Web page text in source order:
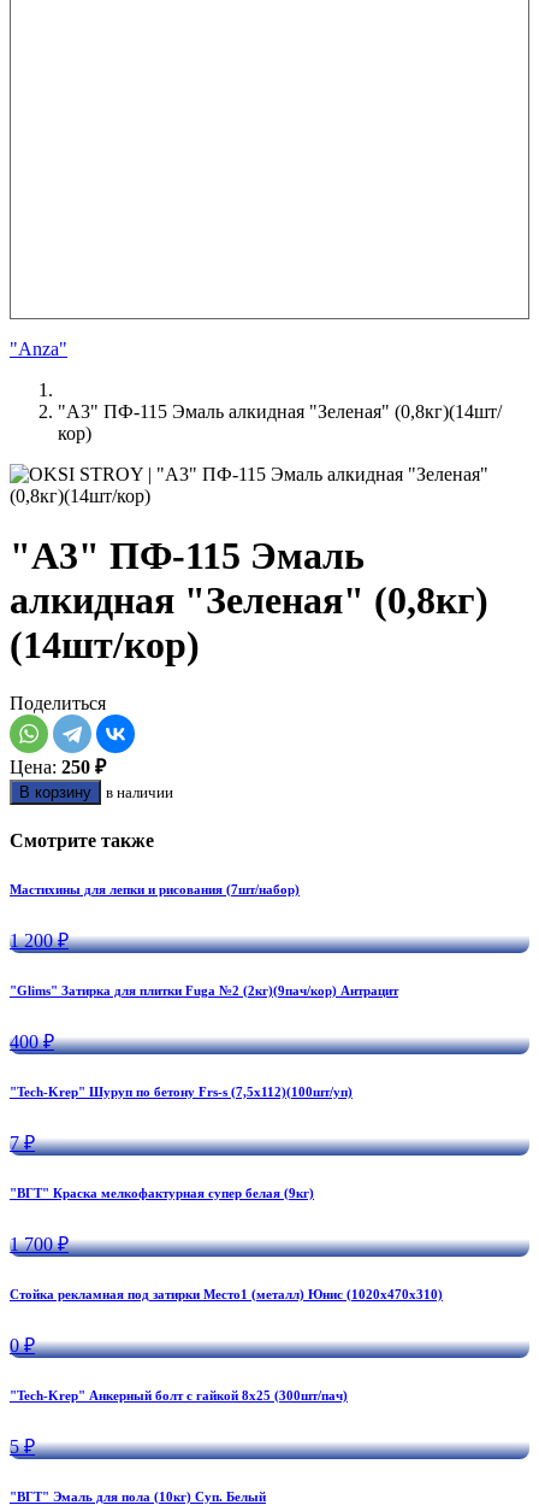
"Anza"
"А3" ПФ-115 Эмаль алкидная "Зеленая" (0,8кг)(14шт/
кор)
"А3" ПФ-115 Эмаль
алкидная "Зеленая" (0,8кг)
(14шт/кор)
Поделиться
Цена: 250 ₽
В корзину в наличии
Смотрите также
Мастихины для лепки и рисования (7шт/набор)
1 200 ₽
"Glims" Затирка для плитки Fuga №2 (2кг)(9пач/кор) Антрацит
400 ₽
"Tech-Krep" Шуруп по бетону Frs-s (7,5х112)(100шт/уп)
7 ₽
"ВГТ" Краска мелкофактурная супер белая (9кг)
1 700 ₽
Стойка рекламная под затирки Место1 (металл) Юнис (1020х470х310)
0 ₽
"Tech-Krep" Анкерный болт с гайкой 8х25 (300шт/пач)
5 ₽
"ВГТ" Эмаль для пола (10кг) Суп. Белый